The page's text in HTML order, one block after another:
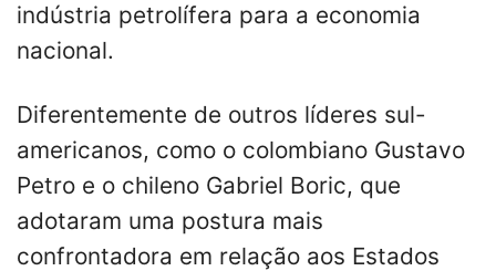
indústria petrolífera para a economia
nacional.
Diferentemente de outros líderes sul-
americanos, como o colombiano Gustavo
Petro e o chileno Gabriel Boric, que
adotaram uma postura mais
confrontadora em relação aos Estados